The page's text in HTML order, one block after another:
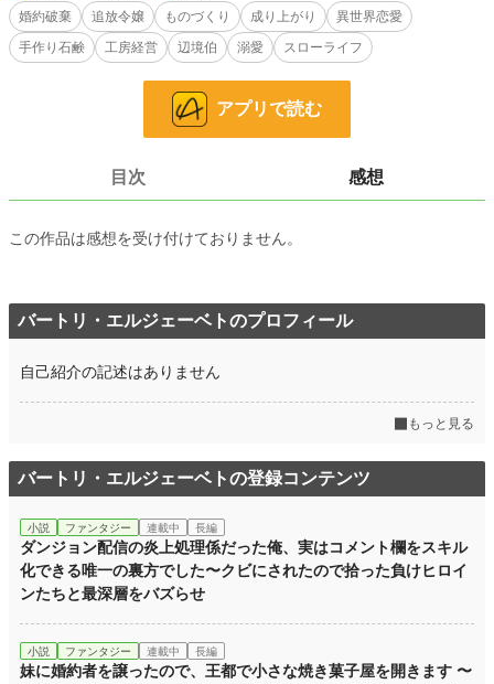
肌が弱かったリリアーナは、幼い頃から自分のために石鹸や香り袋を作ってい
た。
けれど貴族社会では、高価な香水をまとえない彼女は「みすぼらしい令嬢」と見
居場所を失ったリリアーナは、亡き母が残した森の端の小屋で、小さな石鹸工房
最初のお客様は、手荒れに悩む村の洗濯女。
次に訪れたのは、戦傷と肌荒れに苦しむ無口な辺境伯。
匂いを気にする騎士たちの間で評判になっていく。
「戻ってきてくれ」と言われても、もう遅い。
無口で不器用な辺境伯の静かな溺愛つき。
小説 144 位 / 228,743 件
ファンタジー 20 位 / 53,295 件
お気に入り 1,272
文字数 831,414
婚約破棄
追放令嬢 ものづくり 成り上がり
異世界恋愛
手作り石鹸
工房経営 辺境伯 溺愛 スローライフ
アプリで読む
目次 感想
この作品は感想を受け付けておりません。
バートリ・エルジェーベトのプロフィール
自己紹介の記述はありません
もっと見る
バートリ・エルジェーベトの登録コンテンツ
小説 ファンタジー 連載中 長編
ダンジョン配信の炎上処理係だった俺、実はコメント欄をスキル
化できる唯一の裏方でした〜クビにされたので拾った負けヒロイ
ンたちと最深層をバズらせ
小説 ファンタジー 連載中 長編
妹に婚約者を譲ったので、王都で小さな焼き菓子屋を開きます 〜